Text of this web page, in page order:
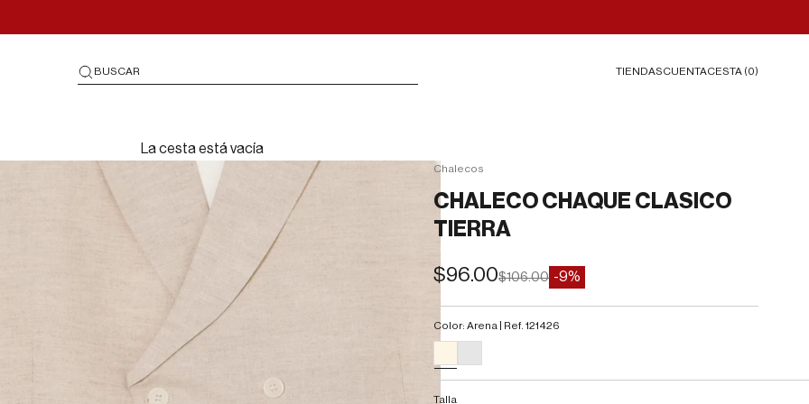
BUSCAR TIENDASCUENTACESTA (0)
La cesta está vacía
Chalecos
CHALECO CHAQUE CLASICO
TIERRA
Precio de oferta
$96.00Precio normal
$106.00 -9%
Color: Arena | Ref. 121426
#FDF5E6
#E6E6E6
Talla